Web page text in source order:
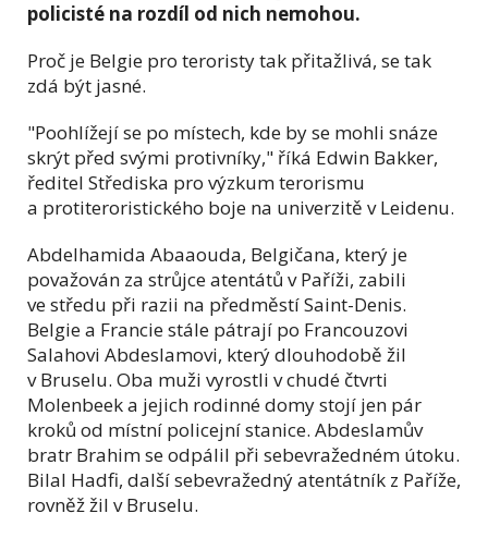
policisté na rozdíl od nich nemohou.
Proč je Belgie pro teroristy tak přitažlivá, se tak
zdá být jasné.
"Poohlížejí se po místech, kde by se mohli snáze
skrýt před svými protivníky," říká Edwin Bakker,
ředitel Střediska pro výzkum terorismu
a protiteroristického boje na univerzitě v Leidenu.
Abdelhamida Abaaouda, Belgičana, který je
považován za strůjce atentátů v Paříži, zabili
ve středu při razii na předměstí Saint-Denis.
Belgie a Francie stále pátrají po Francouzovi
Salahovi Abdeslamovi, který dlouhodobě žil
v Bruselu. Oba muži vyrostli v chudé čtvrti
Molenbeek a jejich rodinné domy stojí jen pár
kroků od místní policejní stanice. Abdeslamův
bratr Brahim se odpálil při sebevražedném útoku.
Bilal Hadfi, další sebevražedný atentátník z Paříže,
rovněž žil v Bruselu.